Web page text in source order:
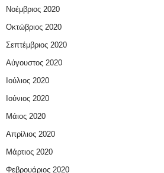
Νοέμβριος 2020
Οκτώβριος 2020
Σεπτέμβριος 2020
Αύγουστος 2020
Ιούλιος 2020
Ιούνιος 2020
Μάιος 2020
Απρίλιος 2020
Μάρτιος 2020
Φεβρουάριος 2020